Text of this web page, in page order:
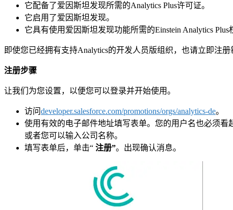
它配备了爱因斯坦发现所需的Analytics Plus许可证。
它启用了爱因斯坦发现。
它具有使用爱因斯坦发现功能所需的Einstein Analytics Plus
即使您已经拥有支持Analytics的开发人员版组织，也请立即注
注册步骤
让我们为您设置，以便您可以登录并开始使用。
访问developer.salesforce.com/promotions/orgs/analytics-de。
使用有效的电子邮件地址填写表单。您的用户名也必须看
或者您可以输入公司名称。
填写表单后，单击“ 注册”。出现确认消息。